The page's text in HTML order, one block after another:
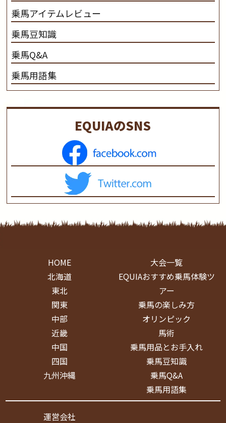
乗馬アイテムレビュー
乗馬豆知識
乗馬Q&A
乗馬用語集
EQUIAのSNS
HOME
北海道
東北
関東
中部
近畿
中国
四国
九州沖縄
大会一覧
EQUIAおすすめ乗馬体験ツ
アー
乗馬の楽しみ方
オリンピック
馬術
乗馬用品とお手入れ
乗馬豆知識
乗馬Q&A
乗馬用語集
運営会社